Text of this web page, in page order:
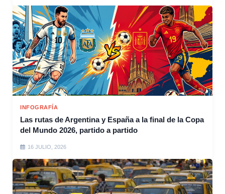
INFOGRAFÍA
Las rutas de Argentina y España a la final de la Copa
del Mundo 2026, partido a partido
16 JULIO, 2026